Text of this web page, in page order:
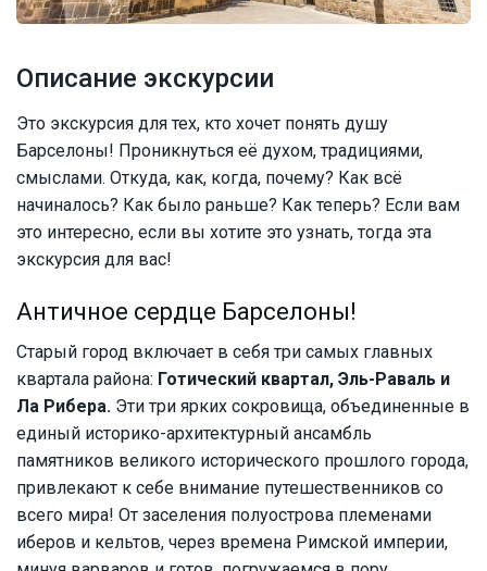
Описание экскурсии
Это экскурсия для тех, кто хочет понять душу
Барселоны! Проникнуться её духом, традициями,
смыслами. Откуда, как, когда, почему? Как всё
начиналось? Как было раньше? Как теперь? Если вам
это интересно, если вы хотите это узнать, тогда эта
экскурсия для вас!
Античное сердце Барселоны!
Старый город включает в себя три самых главных
квартала района: Готический квартал, Эль-Раваль и
Ла Рибера. Эти три ярких сокровища, объединенные в
единый историко-архитектурный ансамбль
памятников великого исторического прошлого города,
привлекают к себе внимание путешественников со
всего мира! От заселения полуострова племенами
иберов и кельтов, через времена Римской империи,